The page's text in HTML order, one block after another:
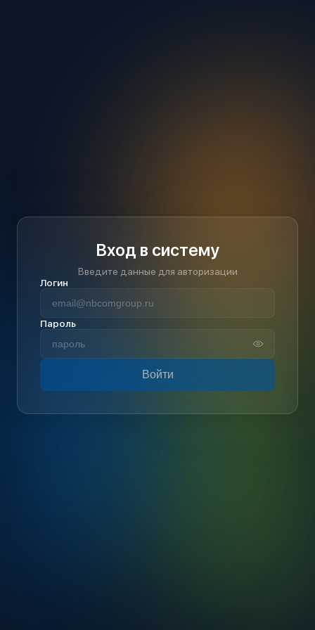
Вход в систему
Введите данные для авторизации
Логин
Пароль
Войти